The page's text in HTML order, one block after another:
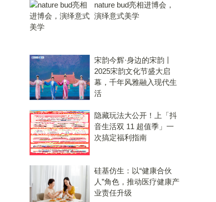
nature bud亮相进博会，
演绎意式美学
宋韵今辉·身边的宋韵丨
2025宋韵文化节盛大启
幕，千年风雅融入现代生
活
隐藏玩法大公开！上「抖
音生活双 11 超值季」一
次搞定福利指南
硅基仿生：以“健康合伙
人”角色，推动医疗健康产
业责任升级